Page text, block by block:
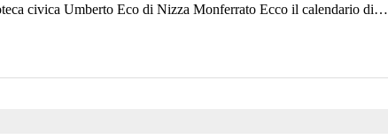
civica Umberto Eco di Nizza Monferrato Ecco il calendario di…